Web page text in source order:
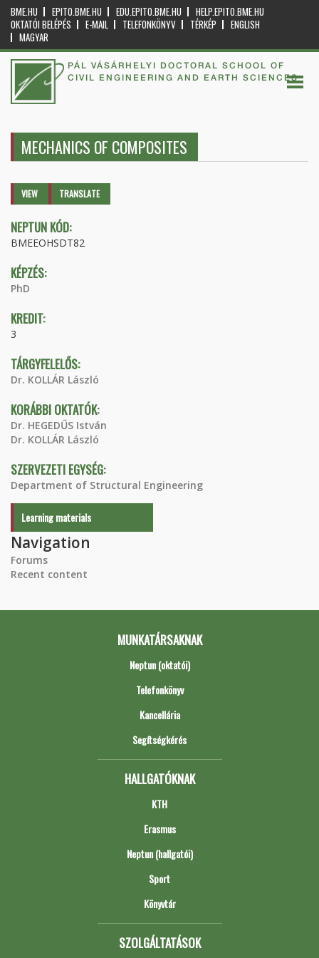
BME.HU EPITO.BME.HU EDU.EPITO.BME.HU
HELP.EPITO.BME.HU
OKTATÓI BELÉPÉS
E-MAIL TELEFONKÖNYV TÉRKÉP
ENGLISH
MAGYAR
PÁL VÁSÁRHELYI DOCTORAL SCHOOL OF
CIVIL ENGINEERING AND EARTH SCIENCES
MECHANICS OF COMPOSITES
Primary tabs
VIEW (ACTIVETRANSLATE
NEPTUN KÓD:
BMEEOHSDT82
KÉPZÉS:
PhD
KREDIT:
3
TÁRGYFELELŐS:
Dr. KOLLÁR László
KORÁBBI OKTATÓK:
Dr. HEGEDŰS István
Dr. KOLLÁR László
SZERVEZETI EGYSÉG:
Department of Structural Engineering
Learning materials
Navigation
Forums
Recent content
MUNKATÁRSAKNAK
Neptun (oktatói)
Telefonkönyv
Kancellária
Segítségkérés
HALLGATÓKNAK
KTH
Erasmus
Neptun (hallgatói)
Sport
Könyvtár
SZOLGÁLTATÁSOK